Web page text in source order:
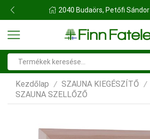
FINN FATELEP BUDAÖRS
input
Kezdőlap / SZAUNA KIEGÉSZÍTŐ /
SZAUNA SZELLŐZŐ